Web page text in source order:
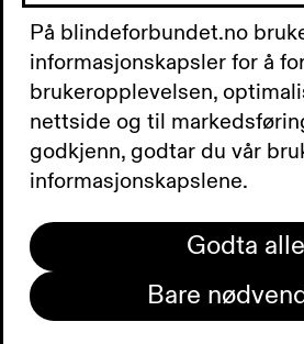
Lyd fra Østfold
2026:
ordningen under
med på kurs på
og
søker
fortsatt langt
På blindeforbundet.no
informasjonskapsler for å
brukeropplevelsen,
nettside og til
godkjenn, godtar du vår
informasjonskapslene.
Godta alle
Bare